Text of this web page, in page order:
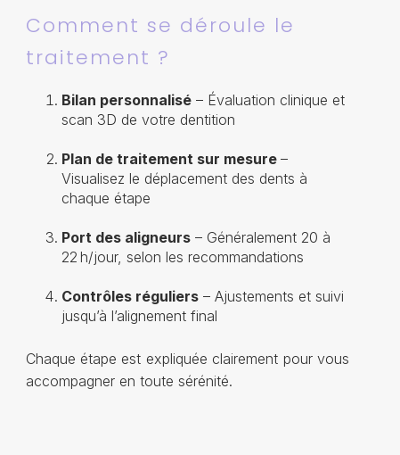
Comment se déroule le
traitement ?
Bilan personnalisé– Évaluation clinique et
scan 3D de votre dentition
Plan de traitement sur mesure –
Visualisez le déplacement des dents à
chaque étape
Port des aligneurs– Généralement 20 à
22 h/jour, selon les recommandations
Contrôles réguliers– Ajustements et suivi
jusqu’à l’alignement final
Chaque étape est expliquée clairement pour vous
accompagner en toute sérénité.